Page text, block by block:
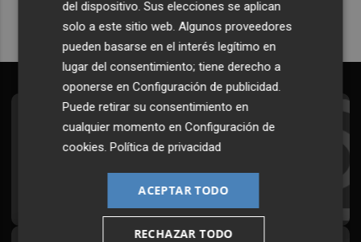
Suscríbete al Boletín
Todos los días a primera hora en tu email
¡Quiero suscribirme!
del dispositivo. Sus elecciones se aplican
solo a este sitio web. Algunos proveedores
pueden basarse en el interés legítimo en
lugar del consentimiento; tiene derecho a
oponerse enConfiguración de publicidad.
Puede retirar su consentimiento en
cualquier momento enConfiguración de
cookies.Política de privacidad
ACEPTAR TODO
RECHAZAR TODO